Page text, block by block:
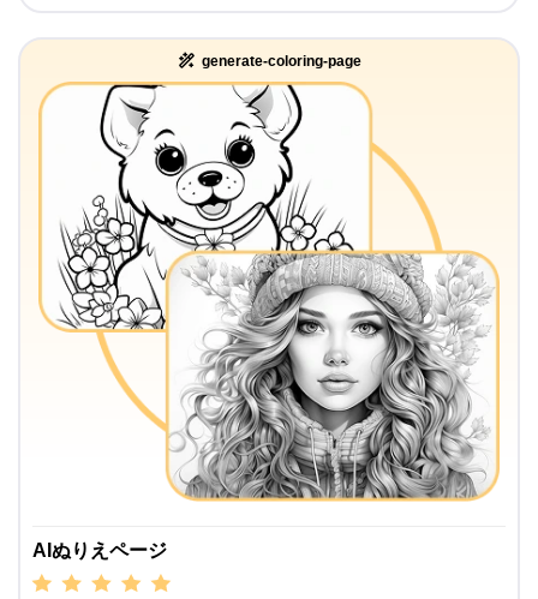
generate-coloring-page
AIぬりえページ